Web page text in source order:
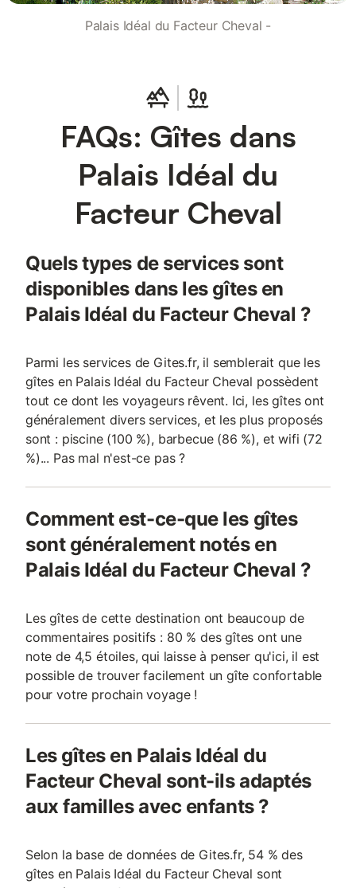
Palais Idéal du Facteur Cheval -
FAQs: Gîtes dans
Palais Idéal du
Facteur Cheval
Quels types de services sont
disponibles dans les gîtes en
Palais Idéal du Facteur Cheval ?
Parmi les services de Gites.fr, il semblerait que les
gîtes en Palais Idéal du Facteur Cheval possèdent
tout ce dont les voyageurs rêvent. Ici, les gîtes ont
généralement divers services, et les plus proposés
sont : piscine (100 %), barbecue (86 %), et wifi (72
%)... Pas mal n'est-ce pas ?
Comment est-ce-que les gîtes
sont généralement notés en
Palais Idéal du Facteur Cheval ?
Les gîtes de cette destination ont beaucoup de
commentaires positifs : 80 % des gîtes ont une
note de 4,5 étoiles, qui laisse à penser qu'ici, il est
possible de trouver facilement un gîte confortable
pour votre prochain voyage !
Les gîtes en Palais Idéal du
Facteur Cheval sont-ils adaptés
aux familles avec enfants ?
Selon la base de données de Gites.fr, 54 % des
gîtes en Palais Idéal du Facteur Cheval sont